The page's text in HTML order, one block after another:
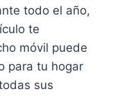
todo el año,
te
móvil puede
para tu hogar
sus